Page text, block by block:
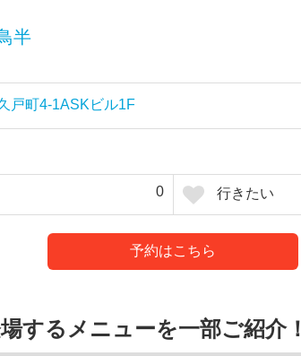
半
戸町4-1ASKビル1F
0 行きたい
予約はこちら
するメニューを一部ご紹介！